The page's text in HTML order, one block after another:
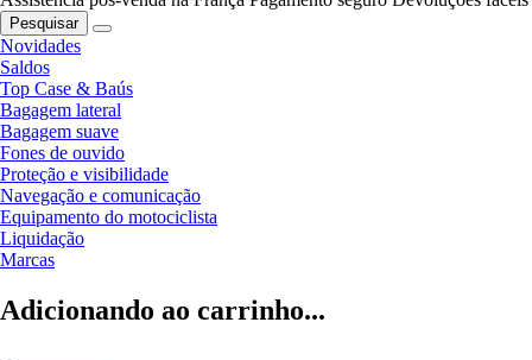
Pesquisar
Novidades
Saldos
Top Case & Baús
Bagagem lateral
Bagagem suave
Fones de ouvido
Proteção e visibilidade
Navegação e comunicação
Equipamento do motociclista
Liquidação
Marcas
Adicionando ao carrinho...